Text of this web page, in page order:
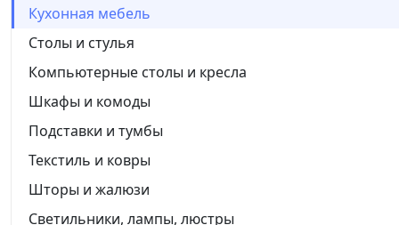
Кухонная мебель
Столы и стулья
Компьютерные столы и кресла
Шкафы и комоды
Подставки и тумбы
Текстиль и ковры
Шторы и жалюзи
Светильники, лампы, люстры